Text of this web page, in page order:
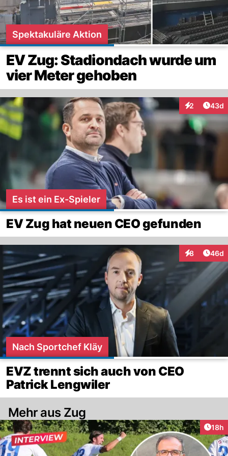
Spektakuläre Aktion
EV Zug: Stadiondach wurde um
vier Meter gehoben
2
Interaktionen
43d
Es ist ein Ex-Spieler
EV Zug hat neuen CEO gefunden
8
Interaktionen
46d
Nach Sportchef Kläy
EVZ trennt sich auch von CEO
Patrick Lengwiler
Mehr aus Zug
18h